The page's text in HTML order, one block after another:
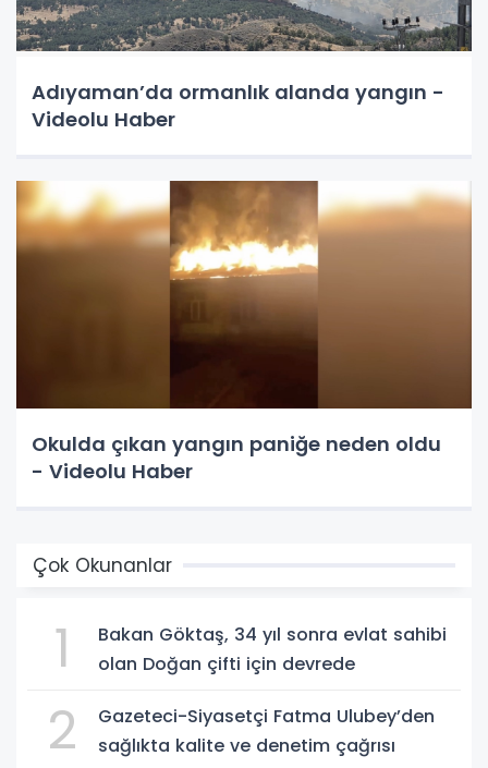
Adıyaman’da ormanlık alanda yangın -
Videolu Haber
Okulda çıkan yangın paniğe neden oldu
- Videolu Haber
Çok Okunanlar
1
Bakan Göktaş, 34 yıl sonra evlat sahibi
olan Doğan çifti için devrede
2
Gazeteci-Siyasetçi Fatma Ulubey’den
sağlıkta kalite ve denetim çağrısı